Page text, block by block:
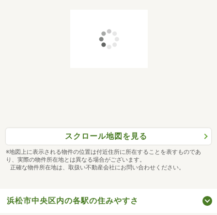
スクロール地図を見る
※地図上に表示される物件の位置は付近住所に所在することを表すものであ
り、実際の物件所在地とは異なる場合がございます。
正確な物件所在地は、取扱い不動産会社にお問い合わせください。
浜松市中央区内の各駅の住みやすさ